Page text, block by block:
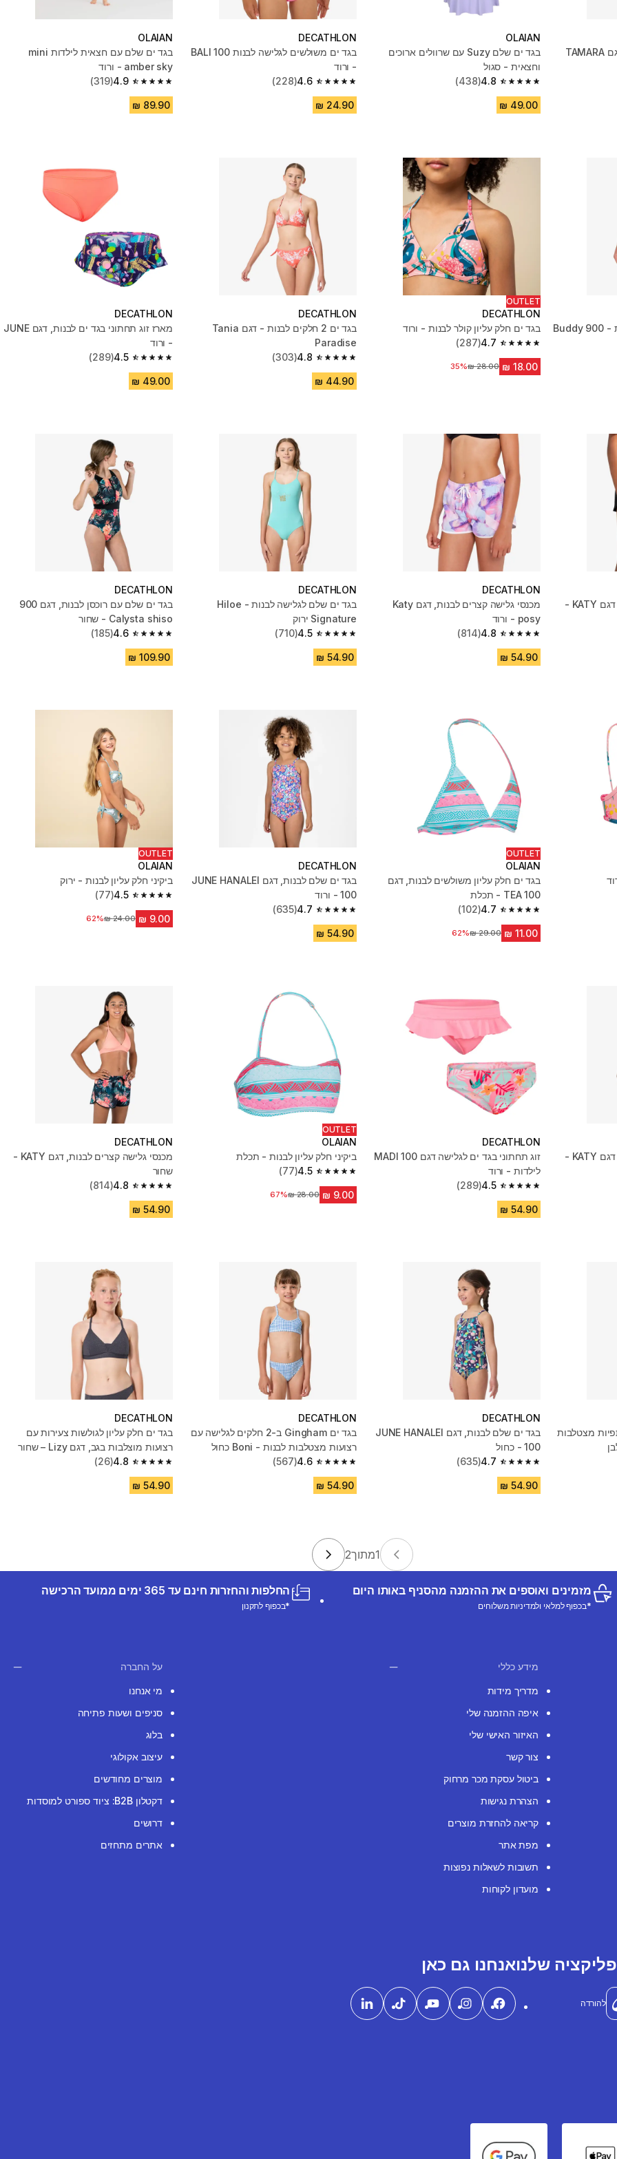
בגד ים שני חלקים לבנות, דגם TAMARA
OLAIAN
בגד ים שלם Suzy עם שרוולים ארוכים
וחצאית - סגול
4.8
4.8 out of 5 stars from 438 reviews
(438)
DECATHLON
בגד ים משולשים לגלישה לבנות BALI 100
- ורוד
4.6
4.6 out of 5 stars from 228 reviews
(228)
OLAIAN
בגד ים שלם עם חצאית לילדות mini
amber sky - ורוד
4.9
4.9 out of 5 stars from 319 reviews
(319)
תחתוני ביקיני לגלישה לבנות - 900 Buddy
OUTLET
DECATHLON
בגד ים חלק עליון קולר לבנות - ורוד
4.7
4.7 out of 5 stars from 287 reviews
(287)
מחיר לפני הנחה‏28.00 ₪
35%
DECATHLON
בגד ים 2 חלקים לבנות - דגם Tania
Paradise
4.8
4.8 out of 5 stars from 303 reviews
(303)
DECATHLON
מארז זוג תחתוני בגד ים לבנות, דגם JUNE
- ורוד
4.5
4.5 out of 5 stars from 289 reviews
(289)
מכנסי גלישה קצרים לבנות, דגם KATY -
DECATHLON
מכנסי גלישה קצרים לבנות, דגם Katy
posy - ורוד
4.8
4.8 out of 5 stars from 814 reviews
(814)
DECATHLON
בגד ים שלם לגלישה לבנות - Hiloe
Signature ירוק
4.5
4.5 out of 5 stars from 710 reviews
(710)
DECATHLON
בגד ים שלם עם רוכסן לבנות, דגם 900
Calysta shiso - שחור
4.6
4.6 out of 5 stars from 185 reviews
(185)
OUTLET
OLAIAN
בגד ים חלק עליון משולשים לבנות, דגם
TEA 100 - תכלת
4.7
4.7 out of 5 stars from 102 reviews
(102)
מחיר לפני הנחה‏29.00 ₪
62%
DECATHLON
בגד ים שלם לבנות, דגם JUNE HANALEI
100 - ורוד
4.7
4.7 out of 5 stars from 635 reviews
(635)
OUTLET
OLAIAN
ביקיני חלק עליון לבנות - ירוק
4.5
4.5 out of 5 stars from 77 reviews
(77)
מחיר לפני הנחה‏24.00 ₪
62%
מכנסי גלישה קצרים לבנות, דגם KATY -
DECATHLON
זוג תחתוני בגד ים לגלישה דגם MADI 100
לילדות - ורוד
4.5
4.5 out of 5 stars from 289 reviews
(289)
OUTLET
OLAIAN
ביקיני חלק עליון לבנות - תכלת
4.5
4.5 out of 5 stars from 77 reviews
(77)
מחיר לפני הנחה‏28.00 ₪
67%
DECATHLON
מכנסי גלישה קצרים לבנות, דגם KATY -
שחור
4.8
4.8 out of 5 stars from 814 reviews
(814)
מצטלבות
DECATHLON
בגד ים שלם לבנות, דגם JUNE HANALEI
100 - כחול
4.7
4.7 out of 5 stars from 635 reviews
(635)
DECATHLON
בגד ים Gingham ב-2 חלקים לגלישה עם
רצועות מצטלבות לבנות - Boni כחול
4.6
4.6 out of 5 stars from 567 reviews
(567)
DECATHLON
בגד ים חלק עליון לגולשות צעירות עם
רצועות מוצלבות בגב, דגם Lizy – שחור
4.8
4.8 out of 5 stars from 26 reviews
(26)
1מתוך2
מזמינים ואוספים את ההזמנה מהסניף באותו היום
*בכפוף למלאי ולמדיניות משלוחים
החלפות והחזרות חינם עד 365 ימים ממועד הרכישה
*בכפוף לתקנון
מידע כללי
מדריך מידות
איפה ההזמנה שלי
האיזור האישי שלי
צור קשר
ביטול עסקת מכר מרחוק
הצהרת נגישות
קריאה להחזרת מוצרים
מפת אתר
תשובות לשאלות נפוצות
מועדון לקוחות
על החברה
מי אנחנו
סניפים ושעות פתיחה
בלוג
עיצוב אקולוגי
מוצרים מחודשים
דקטלון B2B: ציוד ספורט למוסדות
דרושים
אתרים מתחזים
שלנו
להורדה
אנחנו גם כאן